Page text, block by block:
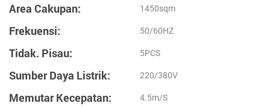
Area Cakupan: 1450sqm
Frekuensi: 50/60HZ
Tidak. Pisau: 5PCS
Sumber Daya Listrik: 220/380V
Memutar Kecepatan: 4.5m/s